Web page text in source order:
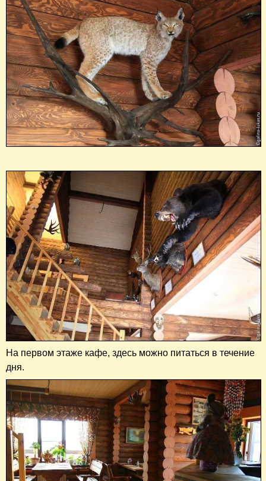
На первом этаже кафе, здесь можно питаться в течение
дня.